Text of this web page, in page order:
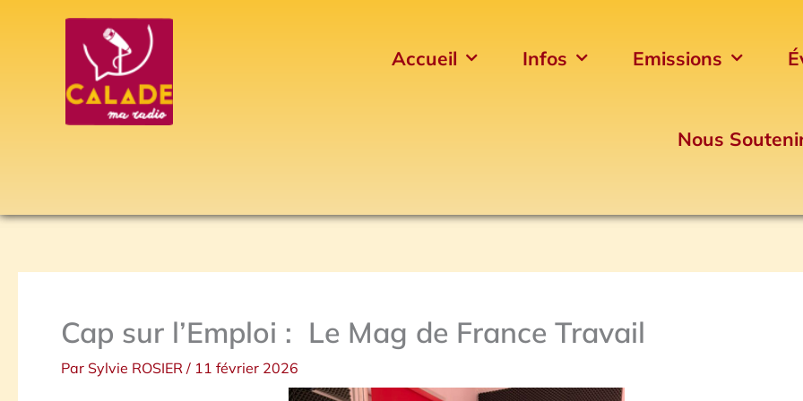
Accueil Infos Emissions
Nous
Cap sur l’Emploi : Le Mag de France Travail
Par Sylvie ROSIER / 11 février 2026